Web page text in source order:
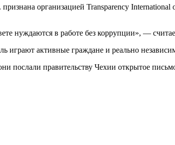
организацией Transparency
нуждаются в работе без коррупции», —
играют активные граждане и реально
послали правительству Чехии открытое